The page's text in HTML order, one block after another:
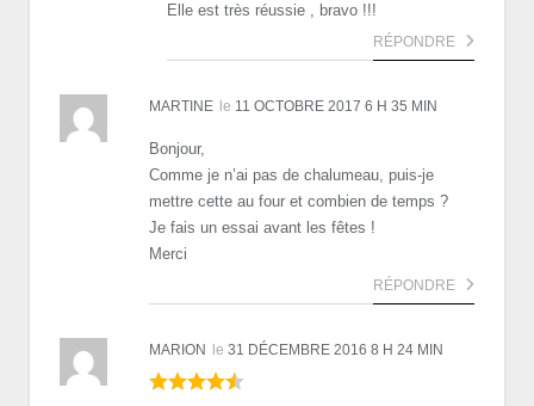
Elle est très réussie , bravo !!!
RÉPONDRE
MARTINE le 11 OCTOBRE 2017 6 H 35 MIN
Bonjour,
Comme je n’ai pas de chalumeau, puis-je
mettre cette au four et combien de temps ?
Je fais un essai avant les fêtes !
Merci
RÉPONDRE
MARION le 31 DÉCEMBRE 2016 8 H 24 MIN